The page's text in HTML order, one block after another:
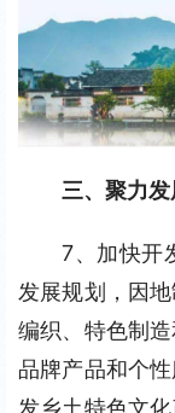
三、聚力
7、加快开
发展规划，因
编织、特色制
品牌产品和个
发乡土特色文